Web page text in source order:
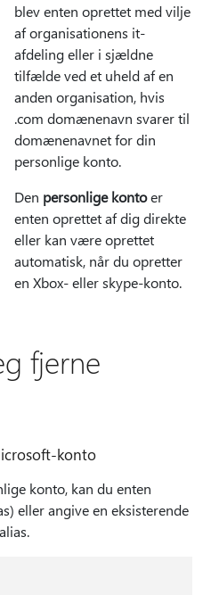
blev enten oprettet med vilje
af organisationens it-
afdeling eller i sjældne
tilfælde ved et uheld af en
anden organisation, hvis
.com domænenavn svarer til
domænenavnet for din
personlige konto.
Den personlige kontoer
enten oprettet af dig direkte
eller kan være oprettet
automatisk, når du opretter
en Xbox- eller skype-konto.
fjerne
konto
konto, kan du enten
eller angive en eksisterende